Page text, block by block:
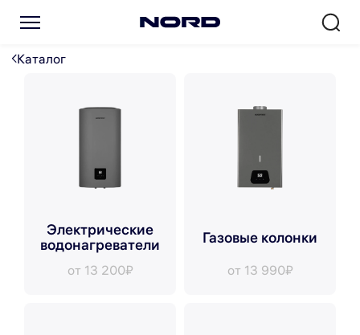
Каталог
Электрические
водонагреватели
от 13 200₽
Газовые колонки
от 13 990₽